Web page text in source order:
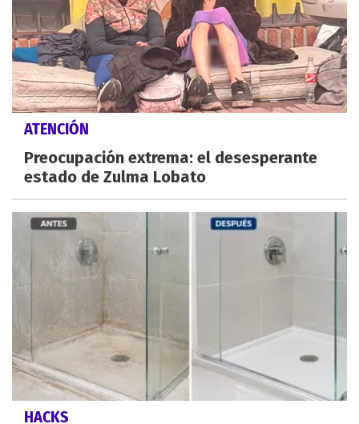
ATENCIÓN
Preocupación extrema: el desesperante
estado de Zulma Lobato
HACKS